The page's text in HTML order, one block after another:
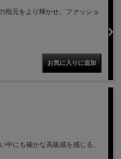
指元をより輝かせ、ファッショ
中にも確かな高級感を感じる、